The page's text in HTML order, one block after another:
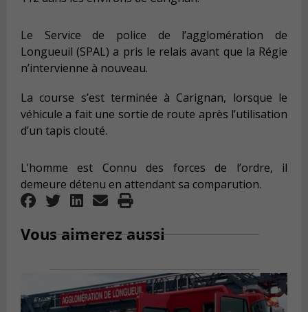
Le Service de police de l’agglomération de
Longueuil (SPAL) a pris le relais avant que la Régie
n’intervienne à nouveau.
La course s’est terminée à Carignan, lorsque le
véhicule a fait une sortie de route après l’utilisation
d’un tapis clouté.
L’homme est Connu des forces de l’ordre, il
demeure détenu en attendant sa comparution.
Vous aimerez aussi